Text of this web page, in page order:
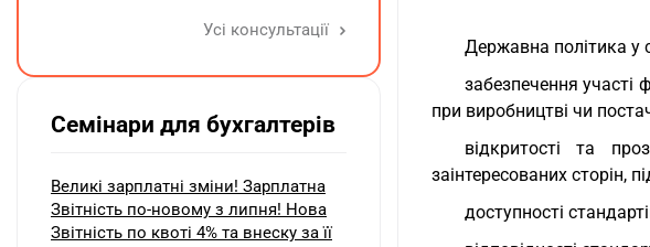
Державна політика у
забезпечення участі
при виробництві чи
відкритості та
заінтересованих сторін,
доступності
невикористаних днів відпустки при
Усі консультації
Семінари для бухгалтерів
Великі зарплатні зміни! Зарплатна
Звітність по-новому з липня! Нова
Звітність по квоті 4% та внеску за її